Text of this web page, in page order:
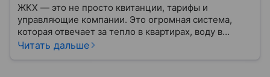
ЖКХ — это не просто квитанции, тарифы и
управляющие компании. Это огромная система,
которая отвечает за тепло в квартирах, воду в
кране, освещение улиц и чистоту во дворах.
Читать дальше